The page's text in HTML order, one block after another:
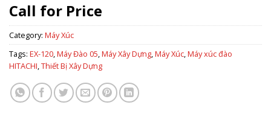
Call for Price
Category: Máy Xúc
Tags: EX-120,Máy Đào 05,Máy Xây Dựng,Máy Xúc,Máy xúc đào
HITACHI,Thiết Bị Xây Dựng